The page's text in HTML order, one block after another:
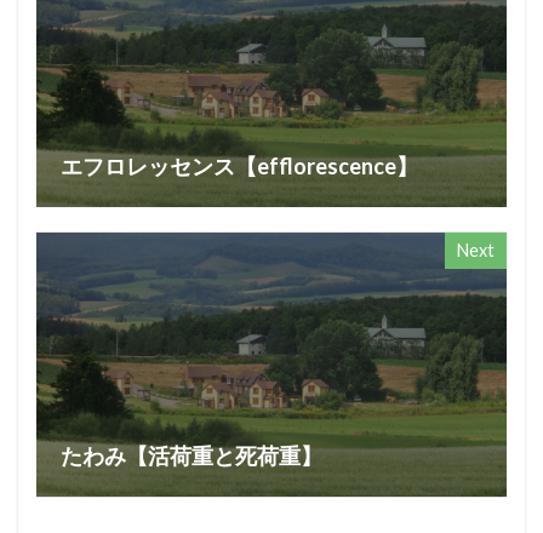
エフロレッセンス【efflorescence】
Next
たわみ【活荷重と死荷重】